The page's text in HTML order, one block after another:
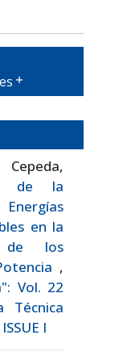
de la
en la
de los
,
Vol. 22
Técnica
I